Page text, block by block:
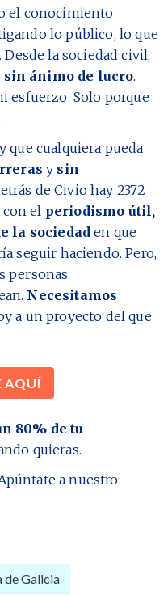
el conocimiento
lo público, lo que
la sociedad civil,
ánimo de lucro.
esfuerzo. Solo porque
que cualquiera pueda
y sin
de Civio hay 2372
el periodismo útil,
la sociedad en que
seguir haciendo. Pero,
personas
Necesitamos
a un proyecto del que
AQUÍ
80% de tu
quieras.
a nuestro
de Galicia